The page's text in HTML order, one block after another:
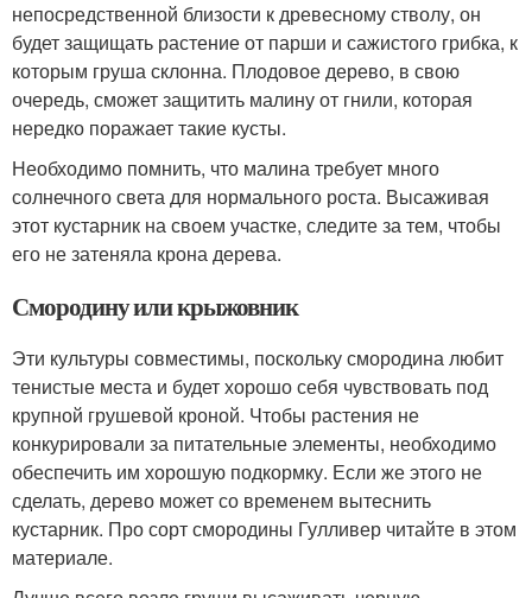
непосредственной близости к древесному стволу, он
будет защищать растение от парши и сажистого грибка, к
которым груша склонна. Плодовое дерево, в свою
очередь, сможет защитить малину от гнили, которая
нередко поражает такие кусты.
Необходимо помнить, что малина требует много
солнечного света для нормального роста. Высаживая
этот кустарник на своем участке, следите за тем, чтобы
его не затеняла крона дерева.
Смородину или крыжовник
Эти культуры совместимы, поскольку смородина любит
тенистые места и будет хорошо себя чувствовать под
крупной грушевой кроной. Чтобы растения не
конкурировали за питательные элементы, необходимо
обеспечить им хорошую подкормку. Если же этого не
сделать, дерево может со временем вытеснить
кустарник. Про сорт смородины Гулливер читайте в этом
материале.